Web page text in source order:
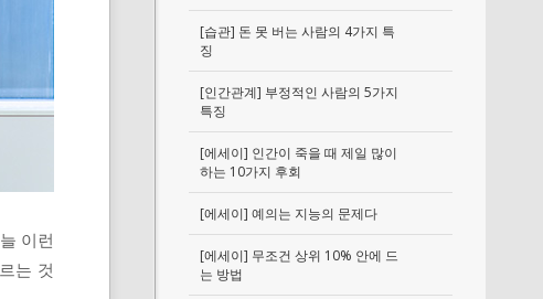
[습관] 돈 못 버는 사람의 4가지 특
징
[인간관계] 부정적인 사람의 5가지
특징
[에세이] 인간이 죽을 때 제일 많이
하는 10가지 후회
[에세이] 예의는 지능의 문제다
[에세이] 무조건 상위 10% 안에 드
는 방법
이런
는 것